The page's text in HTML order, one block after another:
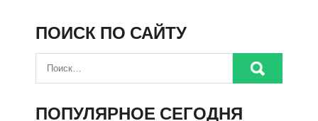
ПОИСК ПО САЙТУ
ПОПУЛЯРНОЕ СЕГОДНЯ